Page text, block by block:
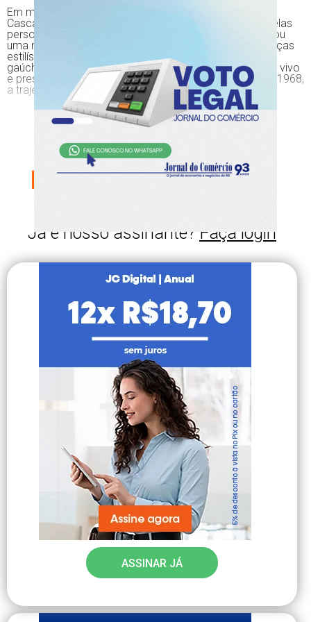
Em mais de 30 anos de carreira - nas bandas TNT e
Cascavelletes e depois em carreira solo (atendendo pelas
personas Júpiter Apfel/Maçã/Apple) -, Flávio Basso criou
uma música que ultrapassou fronteiras. Afeito a mudanças
estilísticas radicais, e nunca preso à rotulagem "rock
gaúcho", o legado artístico de Júpiter encontra-se mais vivo
e presente do que nunca. Nascido em 26 de janeiro de 1968,
a trajetória do aquariano Flávio é única.
CONTINUE SUA
LEITURA,
ESCOLHA SEU PLANO
Já é nosso assinante? Faça login
ASSINAR JÁ